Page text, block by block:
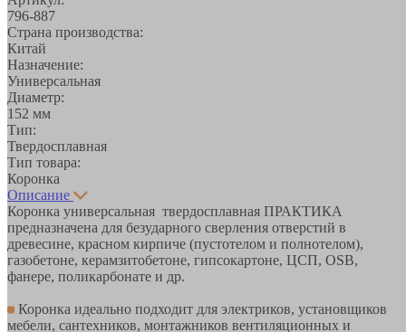
796-887
Страна производства:
Китай
Назначение:
Универсальная
Диаметр:
152 мм
Тип:
Твердосплавная
Тип товара:
Коронка
Описание
Коронка универсальная твердосплавная ПРАКТИКА
предназначена для безударного сверления отверстий в
древесине, красном кирпиче (пустотелом и полнотелом),
газобетоне, керамзитобетоне, гипсокартоне, ЦСП, OSB,
фанере, поликарбонате и др.
Коронка идеально подходит для электриков, установщиков
мебели, сантехников, монтажников вентиляционных и